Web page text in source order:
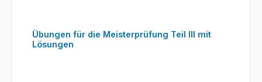
Übungen für die Meisterprüfung Teil III mit
Lösungen